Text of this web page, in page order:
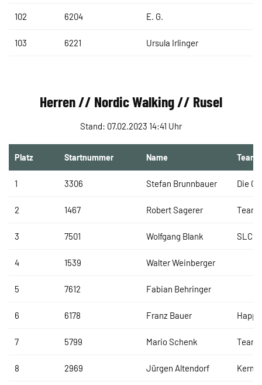
102 6204 E. G.
103 6221 Ursula Irlinger
Herren // Nordic Walking // Rusel
Stand: 07.02.2023 14:41 Uhr
Platz Startnummer Name Team
1 3306 Stefan Brunnbauer Die
2 1467 Robert Sagerer Team
3 7501 Wolfgang Blank SLC
4 1539 Walter Weinberger
5 7612 Fabian Behringer
6 6178 Franz Bauer
7 5799 Mario Schenk Team
8 2969 Jürgen Altendorf Kermi